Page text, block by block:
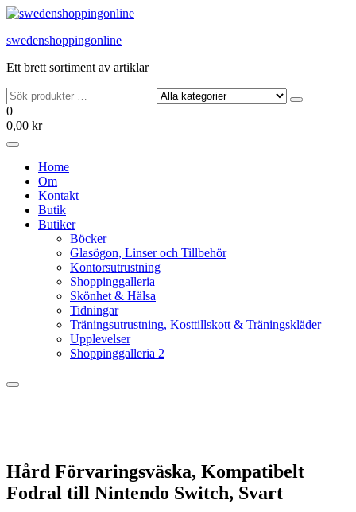
Hoppa
innehållet
swedenshoppingonline
Ett brett sortiment av artiklar
0
0,00 kr
Home
Om
Kontakt
Butik
Butiker
Böcker
Glasögon, Linser och Tillbehör
Kontorsutrustning
Shoppinggalleria
Skönhet & Hälsa
Tidningar
Träningsutrustning, Kosttillskott & Träningskläder
Upplevelser
Shoppinggalleria 2
Hård Förvaringsväska, Kompatibelt
Fodral till Nintendo Switch, Svart